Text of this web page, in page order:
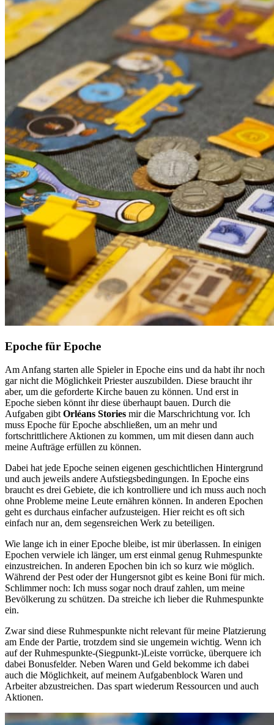
Epoche für Epoche
Am Anfang starten alle Spieler in Epoche eins und da habt ihr noch
gar nicht die Möglichkeit Priester auszubilden. Diese braucht ihr
aber, um die geforderte Kirche bauen zu können. Und erst in
Epoche sieben könnt ihr diese überhaupt bauen. Durch die
Aufgaben gibt Orléans Stories mir die Marschrichtung vor. Ich
muss Epoche für Epoche abschließen, um an mehr und
fortschrittlichere Aktionen zu kommen, um mit diesen dann auch
meine Aufträge erfüllen zu können.
Dabei hat jede Epoche seinen eigenen geschichtlichen Hintergrund
und auch jeweils andere Aufstiegsbedingungen. In Epoche eins
braucht es drei Gebiete, die ich kontrolliere und ich muss auch noch
ohne Probleme meine Leute ernähren können. In anderen Epochen
geht es durchaus einfacher aufzusteigen. Hier reicht es oft sich
einfach nur an, dem segensreichen Werk zu beteiligen.
Wie lange ich in einer Epoche bleibe, ist mir überlassen. In einigen
Epochen verwiele ich länger, um erst einmal genug Ruhmespunkte
einzustreichen. In anderen Epochen bin ich so kurz wie möglich.
Während der Pest oder der Hungersnot gibt es keine Boni für mich.
Schlimmer noch: Ich muss sogar noch drauf zahlen, um meine
Bevölkerung zu schützen. Da streiche ich lieber die Ruhmespunkte
ein.
Zwar sind diese Ruhmespunkte nicht relevant für meine Platzierung
am Ende der Partie, trotzdem sind sie ungemein wichtig. Wenn ich
auf der Ruhmespunkte-(Siegpunkt-)Leiste vorrücke, überquere ich
dabei Bonusfelder. Neben Waren und Geld bekomme ich dabei
auch die Möglichkeit, auf meinem Aufgabenblock Waren und
Arbeiter abzustreichen. Das spart wiederum Ressourcen und auch
Aktionen.